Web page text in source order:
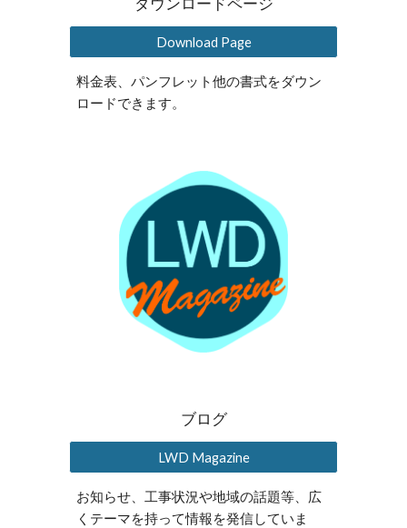
Download Page
料金表、パンフレット他の書式をダウン
ロードできます。
ブログ
LWD Magazine
お知らせ、工事状況や地域の話題等、広
くテーマを持って情報を発信していま